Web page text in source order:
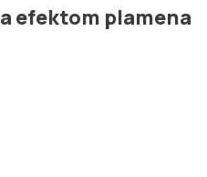
efektom plamena